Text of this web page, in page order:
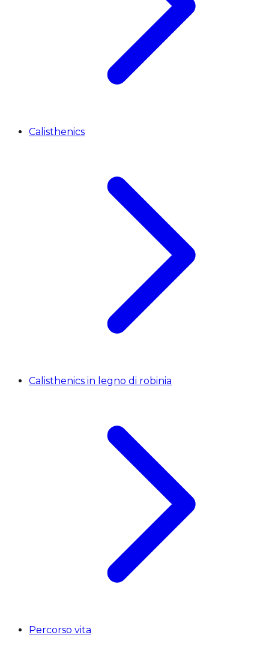
Calisthenics
Calisthenics in legno di robinia
Percorso vita